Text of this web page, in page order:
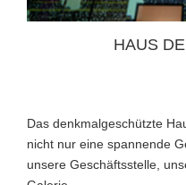
HAUS
Das denkmalgeschützte
nicht nur eine spannende
unsere Geschäftsstelle,